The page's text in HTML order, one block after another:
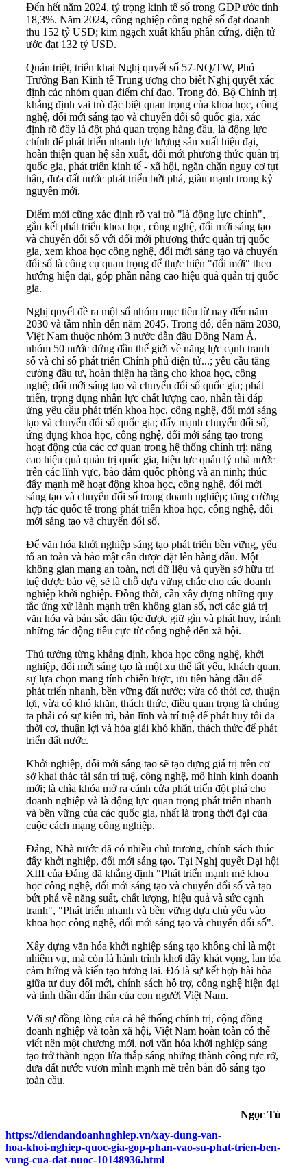
Đến hết năm 2024, tỷ trọng kinh tế số trong GDP ước tính
18,3%. Năm 2024, công nghiệp công nghệ số đạt doanh
thu 152 tỷ USD; kim ngạch xuất khẩu phần cứng, điện tử
ước đạt 132 tỷ USD.
Quán triệt, triển khai Nghị quyết số 57-NQ/TW, Phó
Trưởng Ban Kinh tế Trung ương cho biết Nghị quyết xác
định các nhóm quan điểm chỉ đạo. Trong đó, Bộ Chính trị
khẳng định vai trò đặc biệt quan trọng của khoa học, công
nghệ, đổi mới sáng tạo và chuyển đổi số quốc gia, xác
định rõ đây là đột phá quan trọng hàng đầu, là động lực
chính để phát triển nhanh lực lượng sản xuất hiện đại,
hoàn thiện quan hệ sản xuất, đổi mới phương thức quản trị
quốc gia, phát triển kinh tế - xã hội, ngăn chặn nguy cơ tụt
hậu, đưa đất nước phát triển bứt phá, giàu mạnh trong kỷ
nguyên mới.
Điểm mới cũng xác định rõ vai trò "là động lực chính",
gắn kết phát triển khoa học, công nghệ, đổi mới sáng tạo
và chuyển đổi số với đổi mới phương thức quản trị quốc
gia, xem khoa học công nghệ, đổi mới sáng tạo và chuyển
đổi số là công cụ quan trọng để thực hiện "đổi mới" theo
hướng hiện đại, góp phần nâng cao hiệu quả quản trị quốc
gia.
Nghị quyết đề ra một số nhóm mục tiêu từ nay đến năm
2030 và tầm nhìn đến năm 2045. Trong đó, đến năm 2030,
Việt Nam thuộc nhóm 3 nước dẫn đầu Đông Nam Á,
nhóm 50 nước đứng đầu thế giới về năng lực cạnh tranh
số và chỉ số phát triển Chính phủ điện tử...; yêu cầu tăng
cường đầu tư, hoàn thiện hạ tầng cho khoa học, công
nghệ; đổi mới sáng tạo và chuyển đổi số quốc gia; phát
triển, trọng dụng nhân lực chất lượng cao, nhân tài đáp
ứng yêu cầu phát triển khoa học, công nghệ, đổi mới sáng
tạo và chuyển đổi số quốc gia; đẩy mạnh chuyển đổi số,
ứng dụng khoa học, công nghệ, đổi mới sáng tạo trong
hoạt động của các cơ quan trong hệ thống chính trị; nâng
cao hiệu quả quản trị quốc gia, hiệu lực quản lý nhà nước
trên các lĩnh vực, bảo đảm quốc phòng và an ninh; thúc
đẩy mạnh mẽ hoạt động khoa học, công nghệ, đổi mới
sáng tạo và chuyển đổi số trong doanh nghiệp; tăng cường
hợp tác quốc tế trong phát triển khoa học, công nghệ, đổi
mới sáng tạo và chuyển đổi số.
Để văn hóa khởi nghiệp sáng tạo phát triển bền vững, yếu
tố an toàn và bảo mật cần được đặt lên hàng đầu. Một
không gian mạng an toàn, nơi dữ liệu và quyền sở hữu trí
tuệ được bảo vệ, sẽ là chỗ dựa vững chắc cho các doanh
nghiệp khởi nghiệp. Đồng thời, cần xây dựng những quy
tắc ứng xử lành mạnh trên không gian số, nơi các giá trị
văn hóa và bản sắc dân tộc được giữ gìn và phát huy, tránh
những tác động tiêu cực từ công nghệ đến xã hội.
Thủ tướng từng khẳng định, khoa học công nghệ, khởi
nghiệp, đổi mới sáng tạo là một xu thế tất yếu, khách quan,
sự lựa chọn mang tính chiến lược, ưu tiên hàng đầu để
phát triển nhanh, bền vững đất nước; vừa có thời cơ, thuận
lợi, vừa có khó khăn, thách thức, điều quan trọng là chúng
ta phải có sự kiên trì, bản lĩnh và trí tuệ để phát huy tối đa
thời cơ, thuận lợi và hóa giải khó khăn, thách thức để phát
triển đất nước.
Khởi nghiệp, đổi mới sáng tạo sẽ tạo dựng giá trị trên cơ
sở khai thác tài sản trí tuệ, công nghệ, mô hình kinh doanh
mới; là chìa khóa mở ra cánh cửa phát triển đột phá cho
doanh nghiệp và là động lực quan trọng phát triển nhanh
và bền vững của các quốc gia, nhất là trong thời đại của
cuộc cách mạng công nghiệp.
Đảng, Nhà nước đã có nhiều chủ trương, chính sách thúc
đẩy khởi nghiệp, đổi mới sáng tạo. Tại Nghị quyết Đại hội
XIII của Đảng đã khẳng định "Phát triển mạnh mẽ khoa
học công nghệ, đổi mới sáng tạo và chuyển đổi số và tạo
bứt phá về năng suất, chất lượng, hiệu quả và sức cạnh
tranh", "Phát triển nhanh và bền vững dựa chủ yếu vào
khoa học công nghệ, đổi mới sáng tạo và chuyển đổi số".
Xây dựng văn hóa khởi nghiệp sáng tạo không chỉ là một
nhiệm vụ, mà còn là hành trình khơi dậy khát vọng, lan tỏa
cảm hứng và kiến tạo tương lai. Đó là sự kết hợp hài hòa
giữa tư duy đổi mới, chính sách hỗ trợ, công nghệ hiện đại
và tinh thần dấn thân của con người Việt Nam.
Với sự đồng lòng của cả hệ thống chính trị, cộng đồng
doanh nghiệp và toàn xã hội, Việt Nam hoàn toàn có thể
viết nên một chương mới, nơi văn hóa khởi nghiệp sáng
tạo trở thành ngọn lửa thắp sáng những thành công rực rỡ,
đưa đất nước vươn mình mạnh mẽ trên bản đồ sáng tạo
toàn cầu.
Ngọc Tú
https://diendandoanhnghiep.vn/xay-dung-van-
hoa-khoi-nghiep-quoc-gia-gop-phan-vao-su-phat-trien-ben-
vung-cua-dat-nuoc-10148936.html